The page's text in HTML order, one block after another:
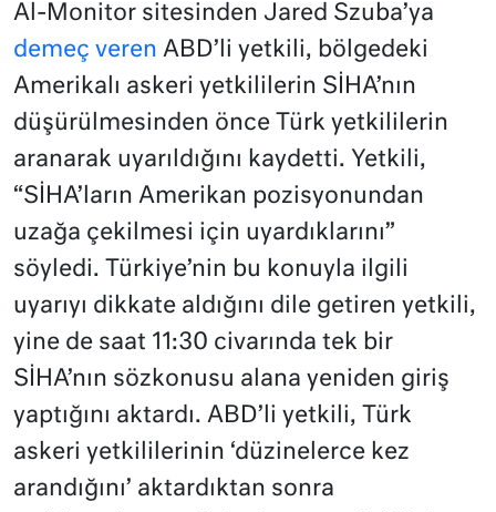
Al-Monitor sitesinden Jared Szuba’ya
demeç veren ABD’li yetkili, bölgedeki
Amerikalı askeri yetkililerin SİHA’nın
düşürülmesinden önce Türk yetkililerin
aranarak uyarıldığını kaydetti. Yetkili,
“SİHA’ların Amerikan pozisyonundan
uzağa çekilmesi için uyardıklarını”
söyledi. Türkiye’nin bu konuyla ilgili
uyarıyı dikkate aldığını dile getiren yetkili,
yine de saat 11:30 civarında tek bir
SİHA’nın sözkonusu alana yeniden giriş
yaptığını aktardı. ABD’li yetkili, Türk
askeri yetkililerinin ‘düzinelerce kez
arandığını’ aktardıktan sonra